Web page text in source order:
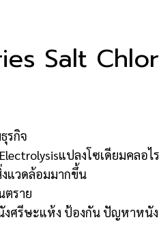
Salt
รกิจ
แปลงโซเดียมคลอ
แวดล้อมมากขึ้น
ตราย
งศรีษะแห้ง ป้องกัน ปัญหาหนั